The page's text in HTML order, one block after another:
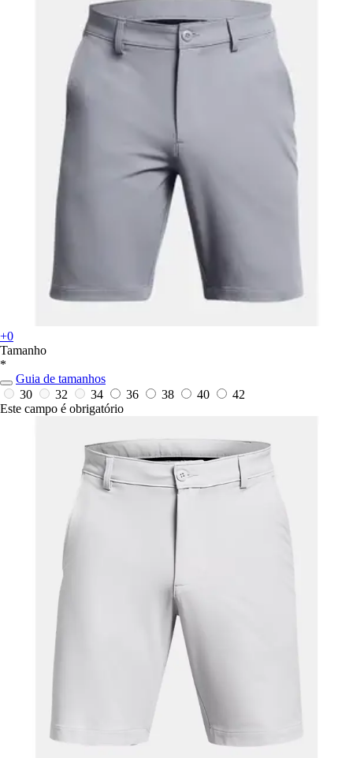
+0
Tamanho
*
Guia de tamanhos
30
32 34 36 38 40
42
Este campo é obrigatório